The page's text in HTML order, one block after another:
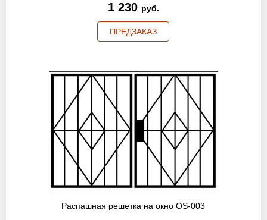
1 230 руб.
ПРЕДЗАКАЗ
Распашная решетка на окно OS-003